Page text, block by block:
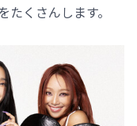
くさんします。